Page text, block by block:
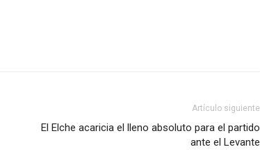
Artículo siguiente
El Elche acaricia el lleno absoluto para el partido
ante el Levante